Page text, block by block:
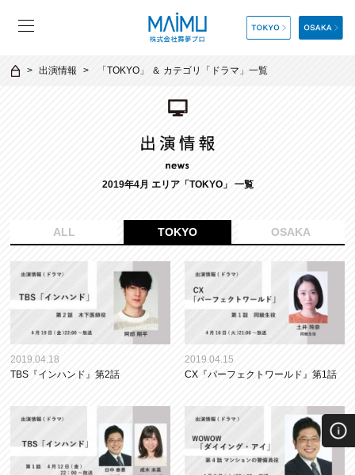
出演情報 「TOKYO 」 ＆ カテゴリ「 ドラマ 」一覧
2019年4月 エリア「TOKYO」 一覧
ALL TOKYO OSAKA
2019.04.18
TBS『インハンド』第2話
2019.04.15
CX『パーフェクトワールド』第1話